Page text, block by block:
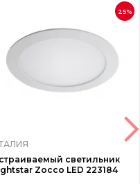
25%
светильник
Zocco LED 223184